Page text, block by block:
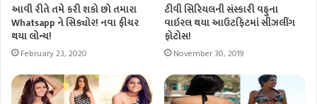
આવી રીતે તમે કરી શકો છો તમારા
Whatsapp ને સિક્યોર! નવા ફીચર
થયા લોન્ચ!
February 23, 2020
ટીવી સિરિયલની સંસ્કારી વહુના
વાઇરલ થયા આઉટફિટમાં સીઝલીંગ
ફોટોસ!
November 30, 2019